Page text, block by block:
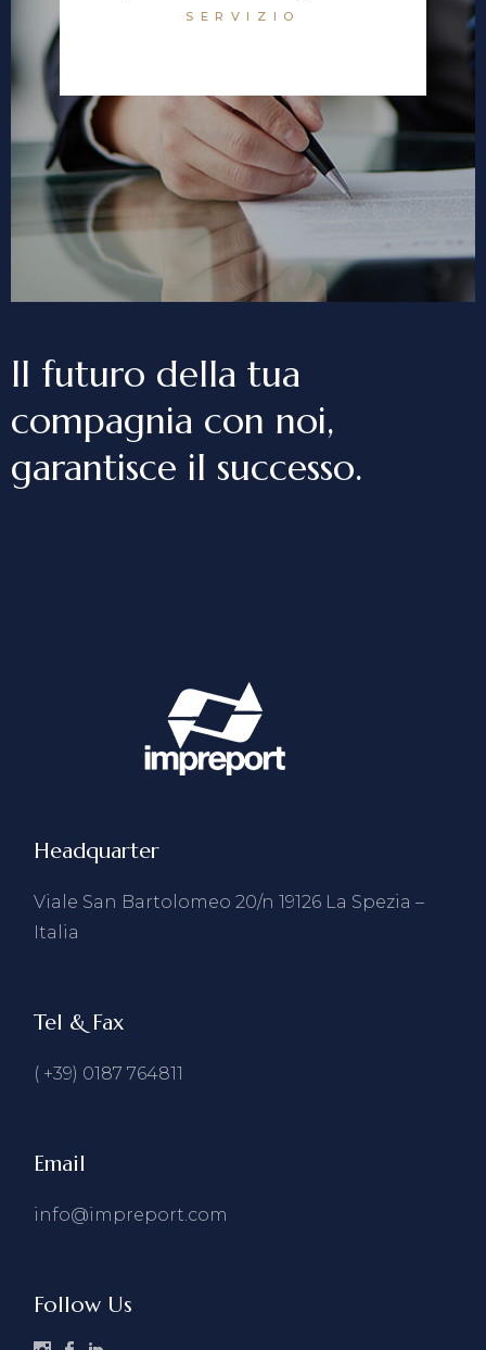
SERVIZIO
Il futuro della tua
compagnia con noi,
garantisce il successo.
Headquarter
Viale San Bartolomeo 20/n 19126 La Spezia –
Italia
Tel & Fax
( +39) 0187 764811
Email
info@impreport.com
Follow Us